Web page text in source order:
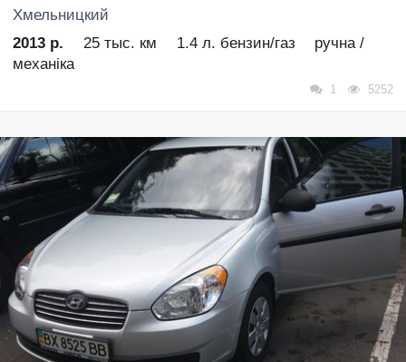
Хмельницкий
2013 р.
25 тыс. км 1.4 л. бензин/газ
ручна /
механіка
1 5252